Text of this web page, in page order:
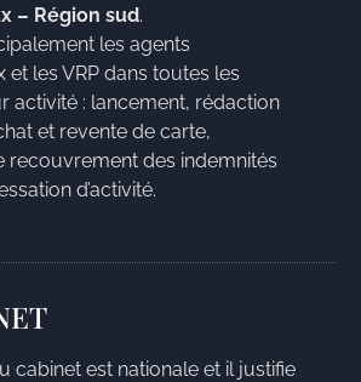
– Région sud.
les agents
les VRP dans toutes les
activité : lancement, rédaction
et revente de carte,
recouvrement des indemnités
d’activité.
cabinet est nationale et il justifie